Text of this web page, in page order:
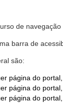
de
barra de
são:
página do
página do
página do